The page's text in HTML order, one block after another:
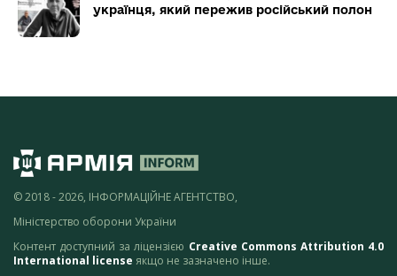
українця, який пережив російський полон
© 2018 - 2026, ІНФОРМАЦІЙНЕ АГЕНТСТВО,
Міністерство оборони України
Контент доступний за ліцензією Creative Commons Attribution 4.0
International license якщо не зазначено інше.